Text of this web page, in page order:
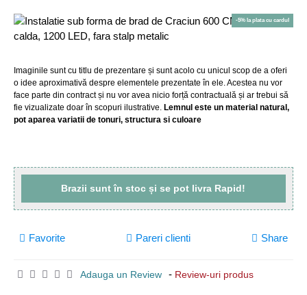
-5% la plata cu cardul
Imaginile sunt cu titlu de prezentare și sunt acolo cu unicul scop de a oferi
o idee aproximativă despre elementele prezentate în ele. Acestea nu vor
face parte din contract și nu vor avea nicio forță contractuală și ar trebui să
fie vizualizate doar în scopuri ilustrative. Lemnul este un material natural,
pot aparea variatii de tonuri, structura si culoare
Brazii suntîn stoc și se pot livra Rapid!
Adauga un Review - Review-uri produs
Favorite Pareri clienti Share